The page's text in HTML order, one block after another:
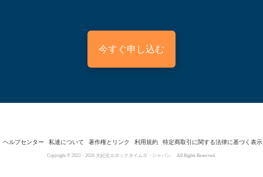
今すぐ申し込む
ヘルプセンター 私達について 著作権とリンク 利用規約 特定商取引に関する法律に基づく表示
Copyright © 2022 - 2026 大紀元エポックタイムズ・ジャパン. All Rights Reserved.